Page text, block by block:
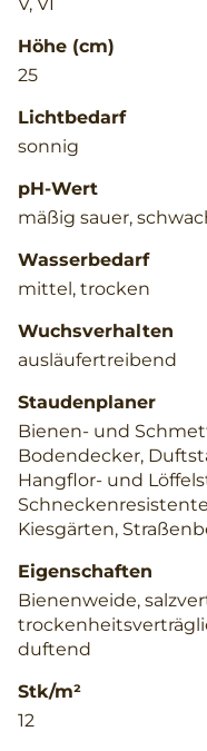
Höhe (cm)
25
Lichtbedarf
sonnig
pH-Wert
mäßig sauer,
Wasserbedarf
mittel, trocken
Wuchsverhalten
ausläufertreibend
Staudenplaner
Bienen- und
Bodendecker,
Hangflor- und
Kiesgärten,
Eigenschaften
Bienenweide,
duftend
Stk/m²
12